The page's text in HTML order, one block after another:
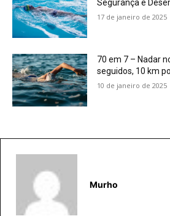
Segurança e
17 de janeiro de 2025
70 em 7 – Nadar
seguidos, 10 km
10 de janeiro de 2025
Murho